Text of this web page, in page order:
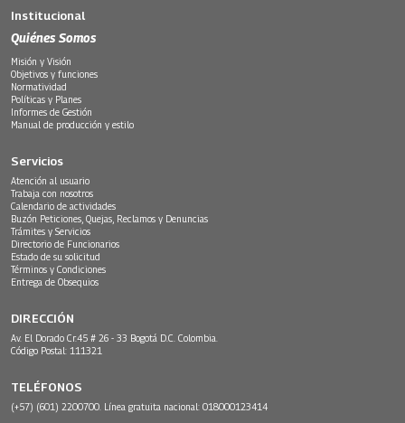
Institucional
Quiénes Somos
Misión y Visión
Objetivos y funciones
Normatividad
Políticas y Planes
Informes de Gestión
Manual de producción y estilo
Servicios
Atención al usuario
Trabaja con nosotros
Calendario de actividades
Buzón Peticiones, Quejas, Reclamos y Denuncias
Trámites y Servicios
Directorio de Funcionarios
Estado de su solicitud
Términos y Condiciones
Entrega de Obsequios
DIRECCIÓN
Av. El Dorado Cr.45 # 26 - 33 Bogotá D.C. Colombia.
Código Postal: 111321
TELÉFONOS
(+57) (601) 2200700. Línea gratuita nacional: 018000123414